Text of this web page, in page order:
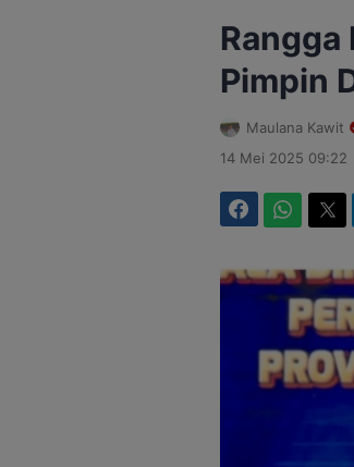
Pimpin
Maulana Kawit
14 Mei 2025 09:22